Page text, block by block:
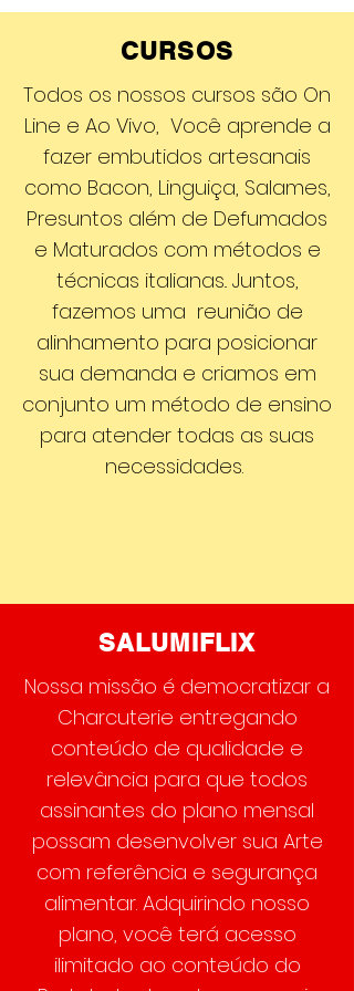
CURSOS
Todos os nossos cursos são On
Line e Ao Vivo, Você aprende a
fazer embutidos artesanais
como Bacon, Linguiça, Salames,
Presuntos além de Defumados
e Maturados com métodos e
técnicas italianas.. Juntos,
fazemos uma reunião de
alinhamento para posicionar
sua demanda e criamos em
conjunto um método de ensino
para atender todas as suas
necessidades.
SALUMIFLIX
Nossa missão é democratizar a
Charcuterie entregando
conteúdo de qualidade e
relevância para que todos
assinantes do plano mensal
possam desenvolver sua Arte
com referência e segurança
alimentar. Adquirindo nosso
plano, você terá acesso
ilimitado ao conteúdo do